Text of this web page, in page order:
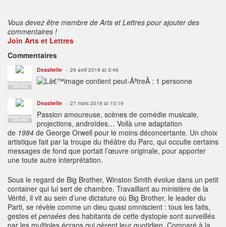
Vous devez être membre de Arts et Lettres pour ajouter des
commentaires !
Join Arts et Lettres
Commentaires
ADMINISTRATEUR
THÉÂTRES
Deashelle 29 avril 2019 at 3:46
ADMINISTRATEUR
THÉÂTRES
Deashelle 27 mars 2019 at 10:19
Passion amoureuse, scènes de comédie musicale,
projections, androïdes… Voilà une adaptation
de 1984 de George Orwell pour le moins déconcertante. Un choix
artistique fait par la troupe du théâtre du Parc, qui occulte certains
messages de fond que portait l’œuvre originale, pour apporter
une toute autre interprétation.
Sous le regard de Big Brother, Winston Smith évolue dans un petit
container qui lui sert de chambre. Travaillant au ministère de la
Vérité, il vit au sein d’une dictature où Big Brother, le leader du
Parti, se révèle comme un dieu quasi omniscient : tous les faits,
gestes et pensées des habitants de cette dystopie sont surveillés
par les multiples écrans qui gèrent leur quotidien. Comparé à la